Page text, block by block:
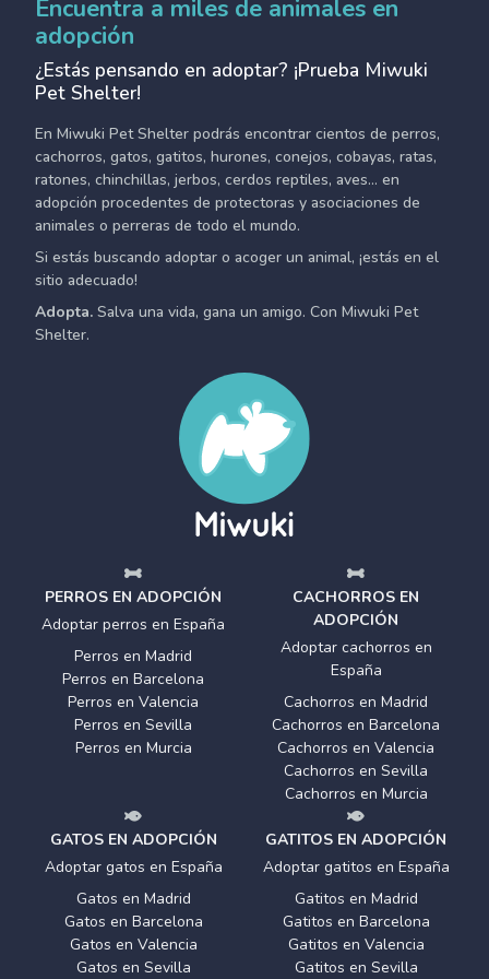
Encuentra a miles de animales en
adopción
¿Estás pensando en adoptar? ¡Prueba Miwuki
Pet Shelter!
En Miwuki Pet Shelter podrás encontrar cientos de perros,
cachorros, gatos, gatitos, hurones, conejos, cobayas, ratas,
ratones, chinchillas, jerbos, cerdos reptiles, aves... en
adopción procedentes de protectoras y asociaciones de
animales o perreras de todo el mundo.
Si estás buscando adoptar o acoger un animal, ¡estás en el
sitio adecuado!
Adopta. Salva una vida, gana un amigo. Con Miwuki Pet
Shelter.
PERROS EN ADOPCIÓN
Adoptar perros en España
Perros en Madrid
Perros en Barcelona
Perros en Valencia
Perros en Sevilla
Perros en Murcia
CACHORROS EN
ADOPCIÓN
Adoptar cachorros en
España
Cachorros en Madrid
Cachorros en Barcelona
Cachorros en Valencia
Cachorros en Sevilla
Cachorros en Murcia
GATOS EN ADOPCIÓN
Adoptar gatos en España
Gatos en Madrid
Gatos en Barcelona
Gatos en Valencia
Gatos en Sevilla
GATITOS EN ADOPCIÓN
Adoptar gatitos en España
Gatitos en Madrid
Gatitos en Barcelona
Gatitos en Valencia
Gatitos en Sevilla